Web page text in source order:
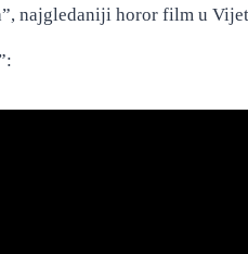
najgledaniji horor film u